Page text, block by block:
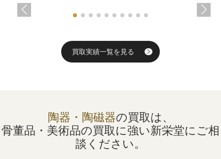
買取実績一覧を見る
陶器・陶磁器の買取は、
骨董品・美術品の買取に強い新栄堂にご相
談ください。